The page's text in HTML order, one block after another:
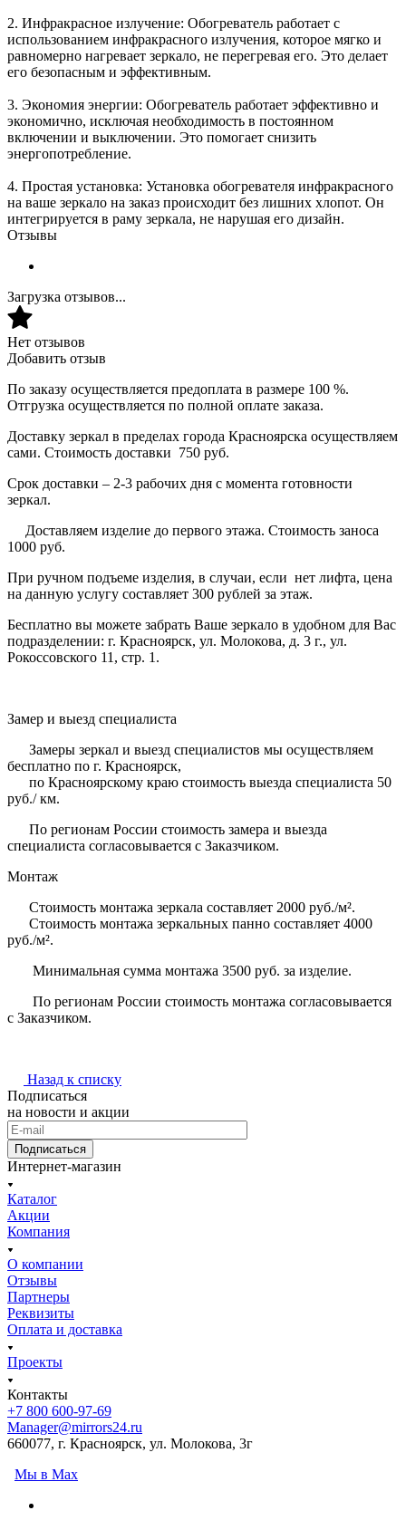
2. Инфракрасное излучение: Обогреватель работает с
использованием инфракрасного излучения, которое мягко и
равномерно нагревает зеркало, не перегревая его. Это делает
его безопасным и эффективным.
3. Экономия энергии: Обогреватель работает эффективно и
экономично, исключая необходимость в постоянном
включении и выключении. Это помогает снизить
энергопотребление.
4. Простая установка: Установка обогревателя инфракрасного
на ваше зеркало на заказ происходит без лишних хлопот. Он
интегрируется в раму зеркала, не нарушая его дизайн.
Отзывы
Загрузка отзывов...
Нет отзывов
Добавить отзыв
По заказу осуществляется предоплата в размере 100 %.
Отгрузка осуществляется по полной оплате заказа.
Доставку зеркал в пределах города Красноярска осуществляем
сами. Стоимость доставки 750 руб.
Срок доставки – 2-3 рабочих дня с момента готовности
зеркал.
Доставляем изделие до первого этажа. Стоимость заноса
1000 руб.
При ручном подъеме изделия, в случаи, если нет лифта, цена
на данную услугу составляет 300 рублей за этаж.
Бесплатно вы можете забрать Ваше зеркало в удобном для Вас
подразделении: г. Красноярск, ул. Молокова, д. 3 г., ул.
Рокоссовского 11, стр. 1.
Замер и выезд специалиста
Замеры зеркал и выезд специалистов мы осуществляем
бесплатно по г. Красноярск,
по Красноярскому краю стоимость выезда специалиста 50
руб./ км.
По регионам России стоимость замера и выезда
специалиста согласовывается с Заказчиком.
Монтаж
Стоимость монтажа зеркала составляет 2000 руб./м².
Стоимость монтажа зеркальных панно составляет 4000
руб./м².
Минимальная сумма монтажа 3500 руб. за изделие.
По регионам России стоимость монтажа согласовывается
с Заказчиком.
Назад к списку
Подписаться
на новости и акции
Подписаться
Интернет-магазин
Каталог
Акции
Компания
О компании
Отзывы
Партнеры
Реквизиты
Оплата и доставка
Проекты
Контакты
+7 800 600-97-69
Manager@mirrors24.ru
660077, г. Красноярск, ул. Молокова, 3г
Мы в Max